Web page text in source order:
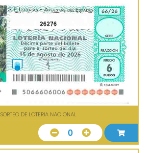
26276
SORTEO DE LOTERIA NACIONAL
0